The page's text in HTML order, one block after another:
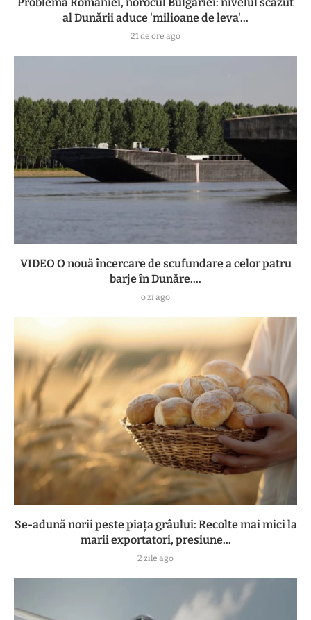
al Dunării aduce 'milioane de leva'...
21 de ore ago
VIDEO O nouă încercare de scufundare a celor patru
barje în Dunăre....
o zi ago
Se-adună norii peste piața grâului: Recolte mai mici la
marii exportatori, presiune...
2 zile ago